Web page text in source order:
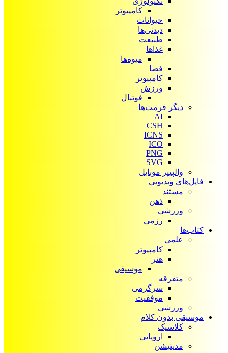
کامپیوتر
حیوانات
دیدنی‌ها
طبیعت
غذاها
میوه‌ها
فضا
کامپیوتر
ورزش
فوتبال
دیگر فرمت‌ها
AI
CSH
ICNS
ICO
PNG
SVG
والپیپر موبایل
فایل‌های ویدیویی
مستند
ذهن
ورزشی
رزمی
کتاب‌ها
علمی
کامپیوتر
هنر
موسیقی
متفرقه
سرگرمی
موفقیت
ورزشی
موسیقی بدون کلام
کلاسیک
اروپایی
مدیتیشن